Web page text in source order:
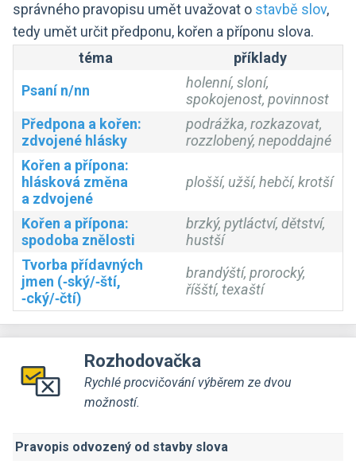
správného pravopisu umět uvažovat o stavbě slov,
tedy umět určit předponu, kořen a příponu slova.
téma
příklady
Psaní n/nn
holenní, sloní,
spokojenost, povinnost
Předpona a kořen:
zdvojené hlásky
podrážka, rozkazovat,
rozzlobený, nepoddajné
Kořen a přípona:
hlásková změna
a zdvojené
plošší, užší, hebčí, krotší
Kořen a přípona:
spodoba znělosti
brzký, pytláctví, dětství,
hustší
Tvorba přídavných
jmen (‑ský/‑ští,
‑cký/‑čtí)
brandýští, prorocký,
říšští, texaští
Rozhodovačka
Rychlé procvičování výběrem ze dvou
možností.
Pravopis odvozený od stavby slova